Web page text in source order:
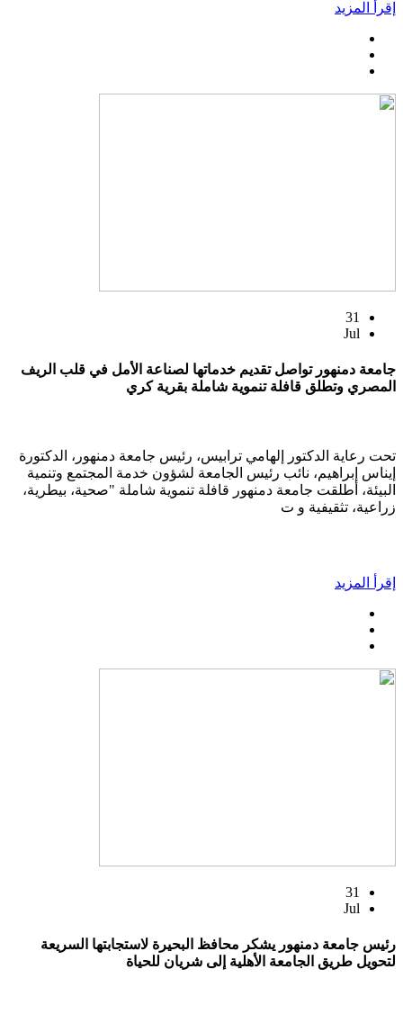
إقرأ المزيد
31
Jul
جامعة دمنهور تواصل تقديم خدماتها لصناعة الأمل في قلب الريف
المصري وتطلق قافلة تنموية شاملة بقرية كري
تحت رعاية الدكتور إلهامي ترابيس، رئيس جامعة دمنهور، الدكتورة
إيناس إبراهيم، نائب رئيس الجامعة لشؤون خدمة المجتمع وتنمية
البيئة، أطلقت جامعة دمنهور قافلة تنموية شاملة "صحية، بيطرية،
زراعية، تثقيفية و ت
إقرأ المزيد
31
Jul
رئيس جامعة دمنهور يشكر محافظ البحيرة لاستجابتها السريعة
لتحويل طريق الجامعة الأهلية إلى شريان للحياة